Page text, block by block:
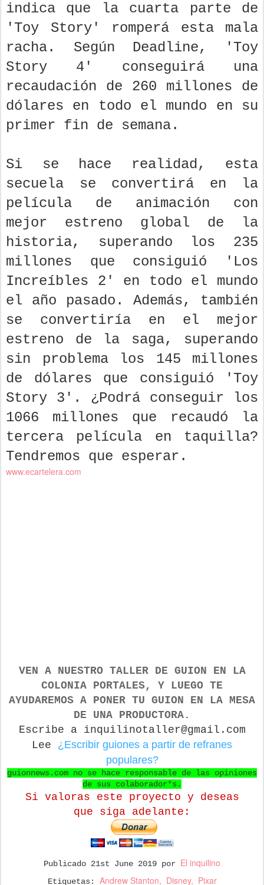
indica que la cuarta parte de
'Toy Story' romperá esta mala
racha. Según Deadline, 'Toy
Story 4' conseguirá una
recaudación de 260 millones de
dólares en todo el mundo en su
primer fin de semana.
Si se hace realidad, esta
secuela se convertirá en la
película de animación con
mejor estreno global de la
historia, superando los 235
millones que consiguió 'Los
Increíbles 2' en todo el mundo
el año pasado. Además, también
se convertiría en el mejor
estreno de la saga, superando
sin problema los 145 millones
de dólares que consiguió 'Toy
Story 3'. ¿Podrá conseguir los
1066 millones que recaudó la
tercera película en taquilla?
Tendremos que esperar.
www.ecartelera.com
VEN A NUESTRO TALLER DE GUION EN LA
COLONIA PORTALES, Y LUEGO TE
AYUDAREMOS A PONER TU GUION EN LA MESA
DE UNA PRODUCTORA.
Escribe a inquilinotaller@gmail.com
Lee ¿Escribir guiones a partir de refranes
populares?
guionnews.com no se hace responsable de las opiniones
de sus colaborador*s.
Si valoras este proyecto y deseas
que siga adelante:
Publicado 21st June 2019 por El inquilino
Etiquetas: Andrew Stanton Disney Pixar